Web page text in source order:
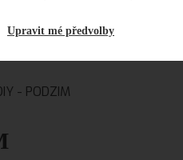
Upravit mé předvolby
WORKSHOPY
- PODZIM